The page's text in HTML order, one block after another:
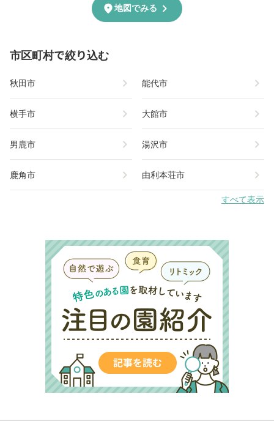
location_on地図でみる chevron_right
市区町村で絞り込む
秋田市 chevron_right 能代市 chevron_right
横手市 chevron_right 大館市 chevron_right
男鹿市 chevron_right 湯沢市 chevron_right
鹿角市 chevron_right 由利本荘市 chevron_right
すべて表示